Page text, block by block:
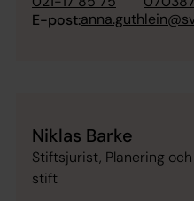
E-post:
Niklas Barke
Stiftsjurist, Planering
stift